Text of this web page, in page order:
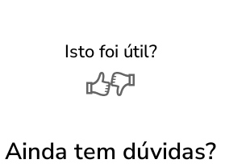
Isto foi útil?
Ainda tem dúvidas?